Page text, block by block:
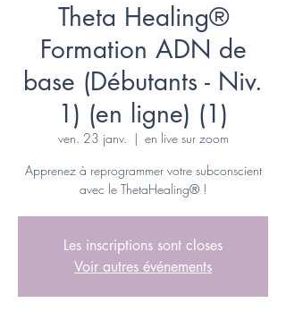
Theta Healing®
Formation ADN de
base (Débutants - Niv.
1) (en ligne) (1)
ven. 23 janv.
  |
en live sur zoom
Apprenez à reprogrammer votre subconscient
avec le ThetaHealing® !
Les inscriptions sont closes
Voir autres événements